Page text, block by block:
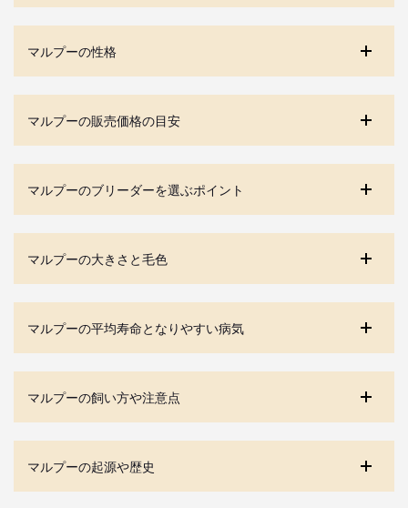
マルプーの性格
マルプーの販売価格の目安
マルプーのブリーダーを選ぶポイント
マルプーの大きさと毛色
マルプーの平均寿命となりやすい病気
マルプーの飼い方や注意点
マルプーの起源や歴史